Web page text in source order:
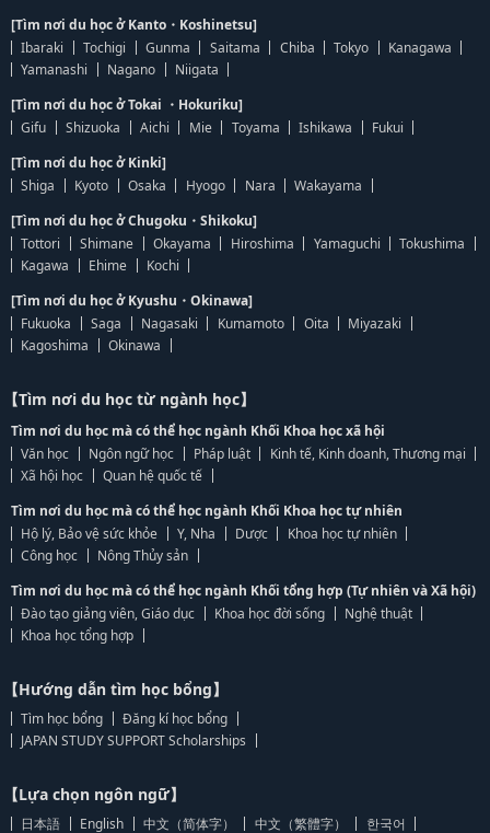
[Tìm nơi du học ở Kanto・Koshinetsu]
Ibaraki
Tochigi Gunma Saitama Chiba Tokyo
Kanagawa
Yamanashi
Nagano
Niigata
[Tìm nơi du học ở Tokai ・Hokuriku]
Gifu
Shizuoka Aichi Mie Toyama Ishikawa
Fukui
[Tìm nơi du học ở Kinki]
Shiga
Kyoto Osaka Hyogo Nara
Wakayama
[Tìm nơi du học ở Chugoku・Shikoku]
Tottori
Shimane Okayama Hiroshima Yamaguchi
Tokushima
Kagawa
Ehime
Kochi
[Tìm nơi du học ở Kyushu・Okinawa]
Fukuoka
Saga Nagasaki Kumamoto Oita
Miyazaki
Kagoshima
Okinawa
【Tìm nơi du học từ ngành học】
Tìm nơi du học mà có thể học ngành Khối Khoa học xã hội
Văn học
Ngôn ngữ học Pháp luật
Kinh tế, Kinh doanh, Thương mại
Xã hội học
Quan hệ quốc tế
Tìm nơi du học mà có thể học ngành Khối Khoa học tự nhiên
Hộ lý, Bảo vệ sức khỏe
Y, Nha Dược
Khoa học tự nhiên
Công học
Nông Thủy sản
Tìm nơi du học mà có thể học ngành Khối tổng hợp (Tự nhiên và Xã hội)
Đào tạo giảng viên, Giáo dục
Khoa học đời sống
Nghệ thuật
Khoa học tổng hợp
【Hướng dẫn tìm học bổng】
Tìm học bổng
Đăng kí học bổng
JAPAN STUDY SUPPORT Scholarships
【Lựa chọn ngôn ngữ】
日本語 English 中文（简体字） 中文（繁體字） 한국어